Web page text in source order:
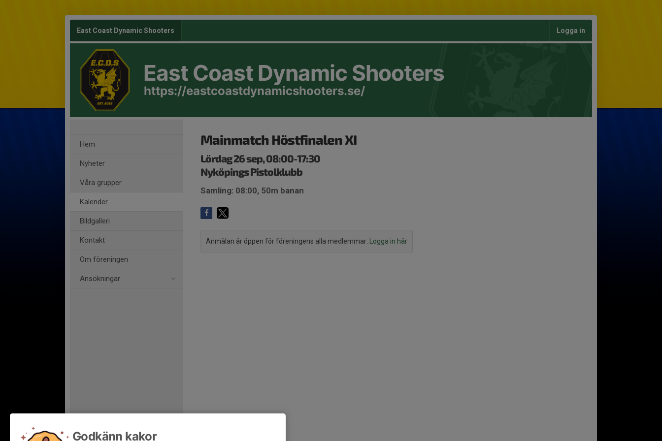
East Coast Dynamic Shooters Logga in
East Coast Dynamic Shooters
https://eastcoastdynamicshooters.se/
Hem
Nyheter
Våra grupper
Kalender
Bildgalleri
Kontakt
Om föreningen
Ansökningar
Mainmatch Höstfinalen XI
Lördag 26 sep, 08:00-17:30
Nyköpings Pistolklubb
Samling: 08:00, 50m banan
Anmälan är öppen för föreningens alla medlemmar. Logga in här
Godkänn kakor